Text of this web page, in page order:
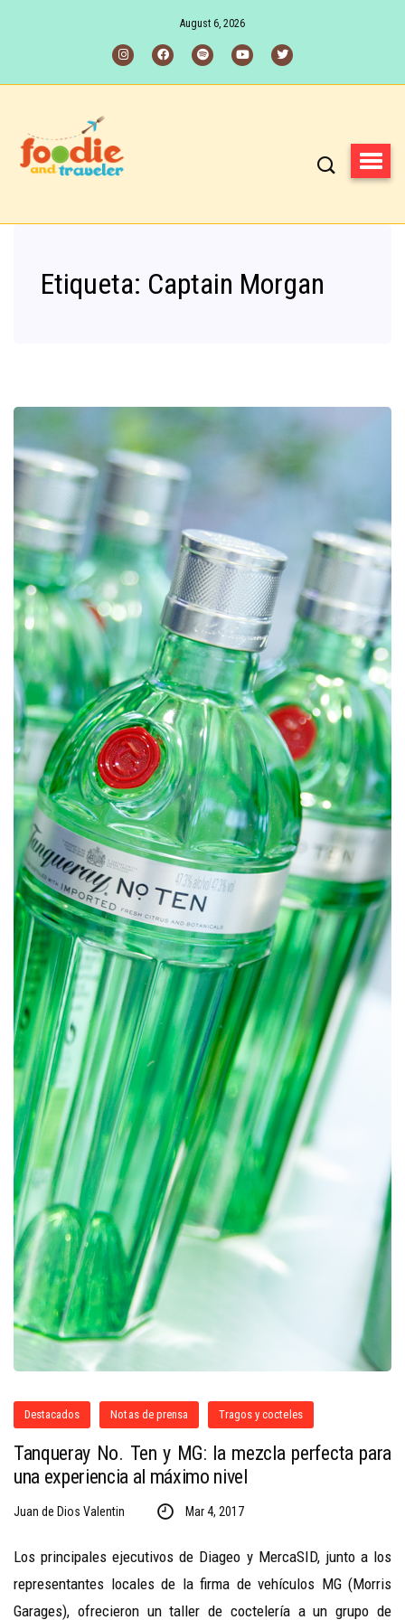
August 6, 2026
Etiqueta: Captain Morgan
Destacados Notas de prensa Tragos y cocteles
Tanqueray No. Ten y MG: la mezcla perfecta para
una experiencia al máximo nivel
Juan de Dios Valentin Mar 4, 2017
Los principales ejecutivos de Diageo y MercaSID, junto a los
representantes locales de la firma de vehículos MG (Morris
Garages), ofrecieron un taller de coctelería a un grupo de